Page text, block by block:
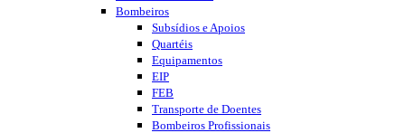
Bombeiros
Subsídios e Apoios
Quartéis
Equipamentos
EIP
FEB
Transporte de Doentes
Bombeiros Profissionais